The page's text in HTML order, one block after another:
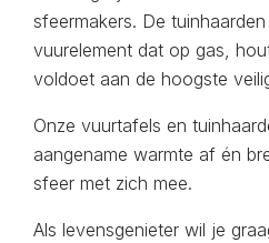
sfeermakers. De
vuurelement dat op gas,
voldoet aan de hoogste
Onze vuurtafels en
aangename warmte af én
sfeer met zich mee.
Als levensgenieter wil je